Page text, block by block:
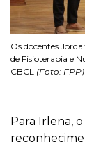
Os docentes
de Fisioterapia e
CBCL (Foto: FPP)
Para Irlena,